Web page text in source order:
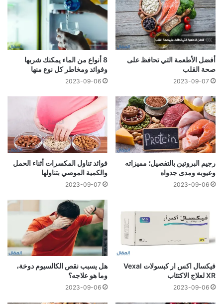
أفضل الأطعمة التي تحافظ على
صحة القلب
2023-09-07
8 أنواع من الماء يمكنك شربها
وفوائد ومخاطر كل نوع منها
2023-09-06
رجيم البروتين بالتفصيل؛ مميزاته
وعيوبه ومدى جدواه
2023-09-06
فوائد تناول المكسرات أثناء الحمل
والكمية الموصي بتناولها
2023-09-07
فيكسال اكس ار كبسولات Vexal
XR لعلاج الاكتئاب
2023-09-06
هل يسبب نقص الكالسيوم دوخة،
وما هو علاجه؟
2023-09-06